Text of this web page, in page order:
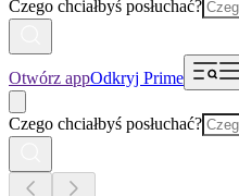
Czego chciałbyś posłuchać?
Otwórz appOdkryj Prime
Czego chciałbyś posłuchać?